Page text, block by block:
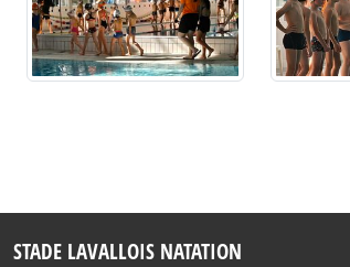
STADE LAVALLOIS NATATION